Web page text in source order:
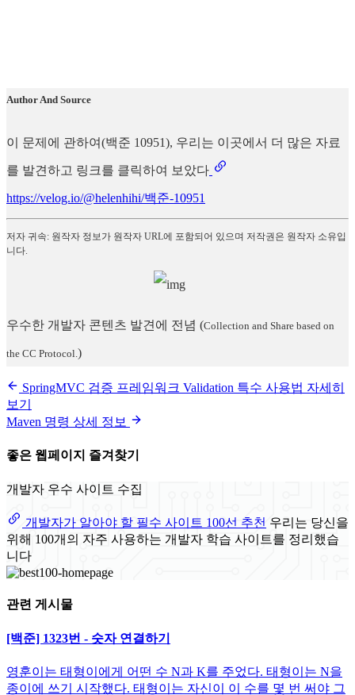
Author And Source
이 문제에 관하여(백준 10951), 우리는 이곳에서 더 많은 자료
를 발견하고 링크를 클릭하여 보았다
https://velog.io/@helenhihi/백준-10951
저자 귀속: 원작자 정보가 원작자 URL에 포함되어 있으며 저작권은 원작자 소유입
니다.
우수한 개발자 콘텐츠 발견에 전념 (Collection and Share based on
the CC Protocol.)
SpringMVC 검증 프레임워크 Validation 특수 사용법 자세히
보기
Maven 명령 상세 정보
좋은 웹페이지 즐겨찾기
개발자 우수 사이트 수집
개발자가 알아야 할 필수 사이트 100선 추천 우리는 당신을
위해 100개의 자주 사용하는 개발자 학습 사이트를 정리했습
니다
관련 게시물
[백준] 1323번 - 숫자 연결하기
영훈이는 태형이에게 어떤 수 N과 K를 주었다. 태형이는 N을
종이에 쓰기 시작했다. 태형이는 자신이 이 수를 몇 번 써야 그